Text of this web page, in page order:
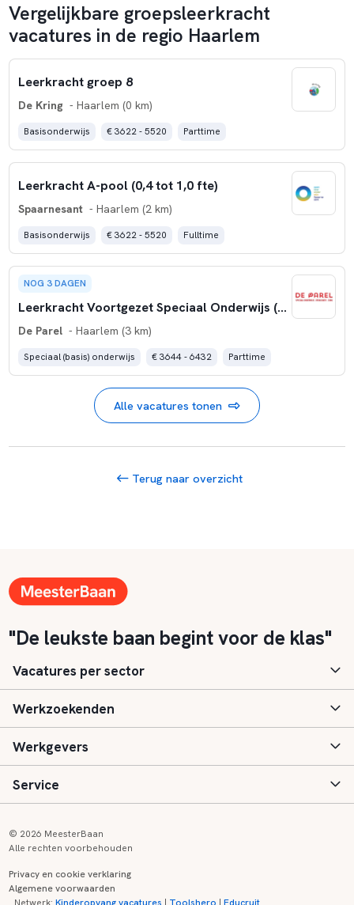
Vergelijkbare groepsleerkracht
vacatures in de regio Haarlem
Leerkracht groep 8
De Kring - Haarlem (0 km)
Basisonderwijs € 3622 - 5520 Parttime
Leerkracht A-pool (0,4 tot 1,0 fte)
Spaarnesant - Haarlem (2 km)
Basisonderwijs € 3622 - 5520 Fulltime
NOG 3 DAGEN
Leerkracht Voortgezet Speciaal Onderwijs (VSO) (0,6- 0,8 fte)
De Parel - Haarlem (3 km)
Speciaal (basis) onderwijs € 3644 - 6432 Parttime
Alle vacatures tonen
Terug naar overzicht
"De leukste baan begint voor de klas"
Vacatures per sector
Basisonderwijs
Speciaal (basis) onderwijs
Voortgezet onderwijs
Kinderopvang
Werkzoekenden
Aanmelden
Vacatures
Zij-instroom informatie
Werkgevers
Inloggen
Registreren
Service
Onderwijs links
© 2026 MeesterBaan
Alle rechten voorbehouden
Privacy en cookie verklaring
Algemene voorwaarden
Netwerk:Kinderopvang vacatures | Toolshero |Educruit